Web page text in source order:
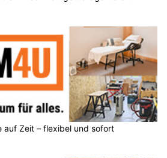
auf Zeit – flexibel und sofort